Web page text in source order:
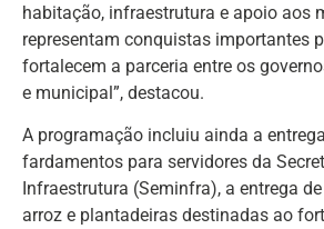
habitação, infraestrutura e apoio aos
representam conquistas importantes
fortalecem a parceria entre os
e municipal”, destacou.
A programação incluiu ainda a
fardamentos para servidores da
Infraestrutura (Seminfra), a entrega
arroz e plantadeiras destinadas ao